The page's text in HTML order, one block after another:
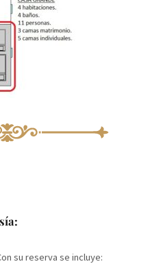
su reserva se incluye: